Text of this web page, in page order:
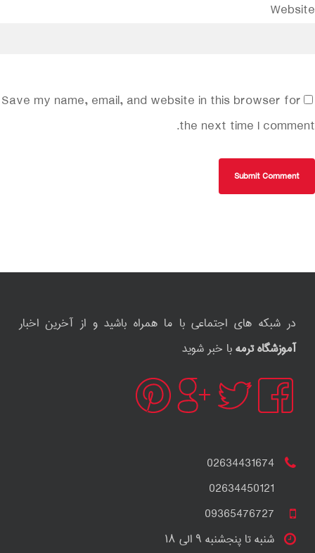
Website
Save my name, email, and website in this browser for
the next time I comment.
در شبکه های اجتماعی با ما همراه باشید و از آخرین اخبار
آموزشگاه ترمهبا خبر شوید
02634431674
02634450121
09365476727
شنبه تا پنجشنبه ۹ الی ۱۸